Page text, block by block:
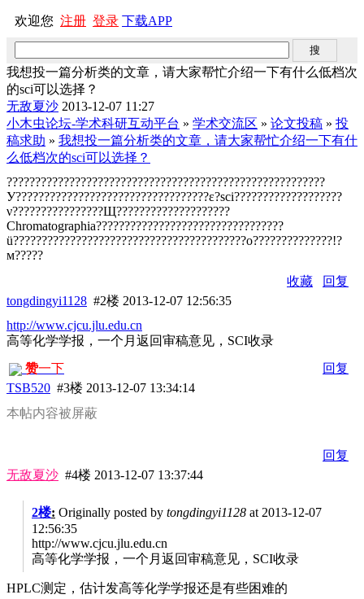
欢迎您 注册 登录 下载APP
我想投一篇分析类的文章，请大家帮忙介绍一下有什么低档次
的sci可以选择？
无敌夏沙 2013-12-07 11:27
小木虫论坛-学术科研互动平台 » 学术交流区 » 论文投稿 » 投
稿求助 » 我想投一篇分析类的文章，请大家帮忙介绍一下有什
么低档次的sci可以选择？
????????????????????????????????????????????????????????
У??????????????????????????????????ε?sci???????????????????
ν????????????????Щ????????????????????
Chromatographia?????????????????????????????????
ü?????????????????????????????????????????о??????????????!?
м?????
收藏
回复
tongdingyi1128 #2楼 2013-12-07 12:56:35
http://www.cjcu.jlu.edu.cn
高等化学学报，一个月返回审稿意见，SCI收录
赞一下
回复
TSB520 #3楼 2013-12-07 13:34:14
本帖内容被屏蔽
回复
无敌夏沙 #4楼 2013-12-07 13:37:44
2楼: Originally posted by tongdingyi1128 at 2013-12-07
12:56:35
http://www.cjcu.jlu.edu.cn
高等化学学报，一个月返回审稿意见，SCI收录
HPLC测定，估计发高等化学学报还是有些困难的